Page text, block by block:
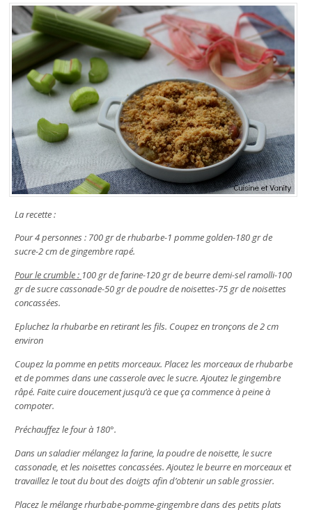
La recette :
Pour 4 personnes : 700 gr de rhubarbe-1 pomme golden-180 gr de
sucre-2 cm de gingembre rapé.
Pour le crumble : 100 gr de farine-120 gr de beurre demi-sel ramolli-100
gr de sucre cassonade-50 gr de poudre de noisettes-75 gr de noisettes
concassées.
Epluchez la rhubarbe en retirant les fils. Coupez en tronçons de 2 cm
environ
Coupez la pomme en petits morceaux. Placez les morceaux de rhubarbe
et de pommes dans une casserole avec le sucre. Ajoutez le gingembre
râpé. Faite cuire doucement jusqu’à ce que ça commence à peine à
compoter.
Préchauffez le four à 180°.
Dans un saladier mélangez la farine, la poudre de noisette, le sucre
cassonade, et les noisettes concassées. Ajoutez le beurre en morceaux et
travaillez le tout du bout des doigts afin d’obtenir un sable grossier.
Placez le mélange rhurbabe-pomme-gingembre dans des petits plats